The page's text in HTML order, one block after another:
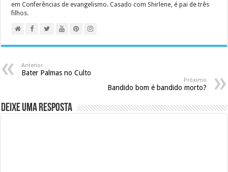
em Conferências de evangelismo. Casado com Shirlene, é pai de três
filhos.
Anterior
Bater Palmas no Culto
Próximo
Bandido bom é bandido morto?
Deixe uma resposta